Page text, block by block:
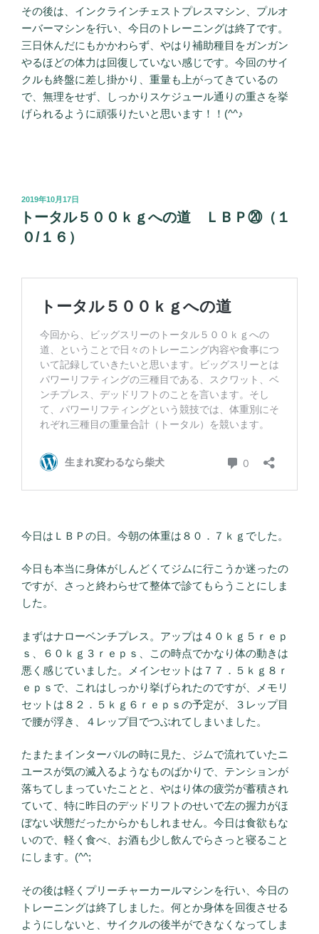
その後は、インクラインチェストプレスマシン、プルオ
ーバーマシンを行い、今日のトレーニングは終了です。
三日休んだにもかかわらず、やはり補助種目をガンガン
やるほどの体力は回復していない感じです。今回のサイ
クルも終盤に差し掛かり、重量も上がってきているの
で、無理をせず、しっかりスケジュール通りの重さを挙
げられるように頑張りたいと思います！！(^^♪
投
稿
日:
2019年10月17日
トータル５００ｋｇへの道 ＬＢＰ⑳（１
０/１６）
今日はＬＢＰの日。今朝の体重は８０．７ｋｇでした。
今日も本当に身体がしんどくてジムに行こうか迷ったの
ですが、さっと終わらせて整体で診てもらうことにしま
した。
まずはナローベンチプレス。アップは４０ｋｇ５ｒｅｐ
ｓ、６０ｋｇ３ｒｅｐｓ、この時点でかなり体の動きは
悪く感じていました。メインセットは７７．５ｋｇ８ｒ
ｅｐｓで、これはしっかり挙げられたのですが、メモリ
セットは８２．５ｋｇ６ｒｅｐｓの予定が、３レップ目
で腰が浮き、４レップ目でつぶれてしまいました。
たまたまインターバルの時に見た、ジムで流れていたニ
ユースが気の滅入るようなものばかりで、テンションが
落ちてしまっていたことと、やはり体の疲労が蓄積され
ていて、特に昨日のデッドリフトのせいで左の握力がほ
ぼない状態だったからかもしれません。今日は食欲もな
いので、軽く食べ、お酒も少し飲んでらさっと寝ること
にします。(^^;
その後は軽くプリーチャーカールマシンを行い、今日の
トレーニングは終了しました。何とか身体を回復させる
ようにしないと、サイクルの後半ができなくなってしま